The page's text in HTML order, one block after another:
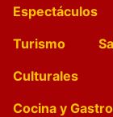
Espectáculos
Turismo
Culturales
Cocina y